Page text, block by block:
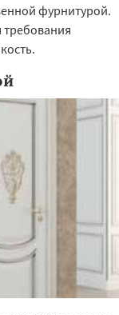
×
фурнитурой.
требования
×